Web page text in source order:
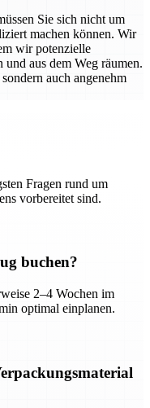
Sie sich nicht um
machen können. Wir
wir potenzielle
aus dem Weg räumen.
auch angenehm
Fragen rund um
vorbereitet sind.
buchen?
2–4 Wochen im
optimal einplanen.